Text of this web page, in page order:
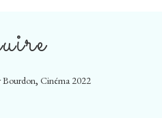
Bourdon, Cinéma 2022